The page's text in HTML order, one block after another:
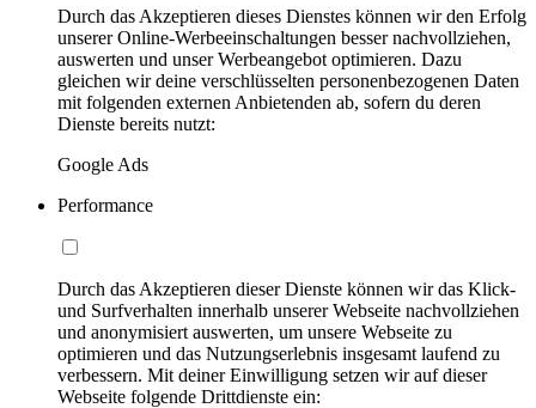
Durch das Akzeptieren dieses Dienstes können wir den Erfolg
unserer Online-Werbeeinschaltungen besser nachvollziehen,
auswerten und unser Werbeangebot optimieren. Dazu
gleichen wir deine verschlüsselten personenbezogenen Daten
mit folgenden externen Anbietenden ab, sofern du deren
Dienste bereits nutzt:
Google Ads
Performance
Durch das Akzeptieren dieser Dienste können wir das Klick-
und Surfverhalten innerhalb unserer Webseite nachvollziehen
und anonymisiert auswerten, um unsere Webseite zu
optimieren und das Nutzungserlebnis insgesamt laufend zu
verbessern. Mit deiner Einwilligung setzen wir auf dieser
Webseite folgende Drittdienste ein: